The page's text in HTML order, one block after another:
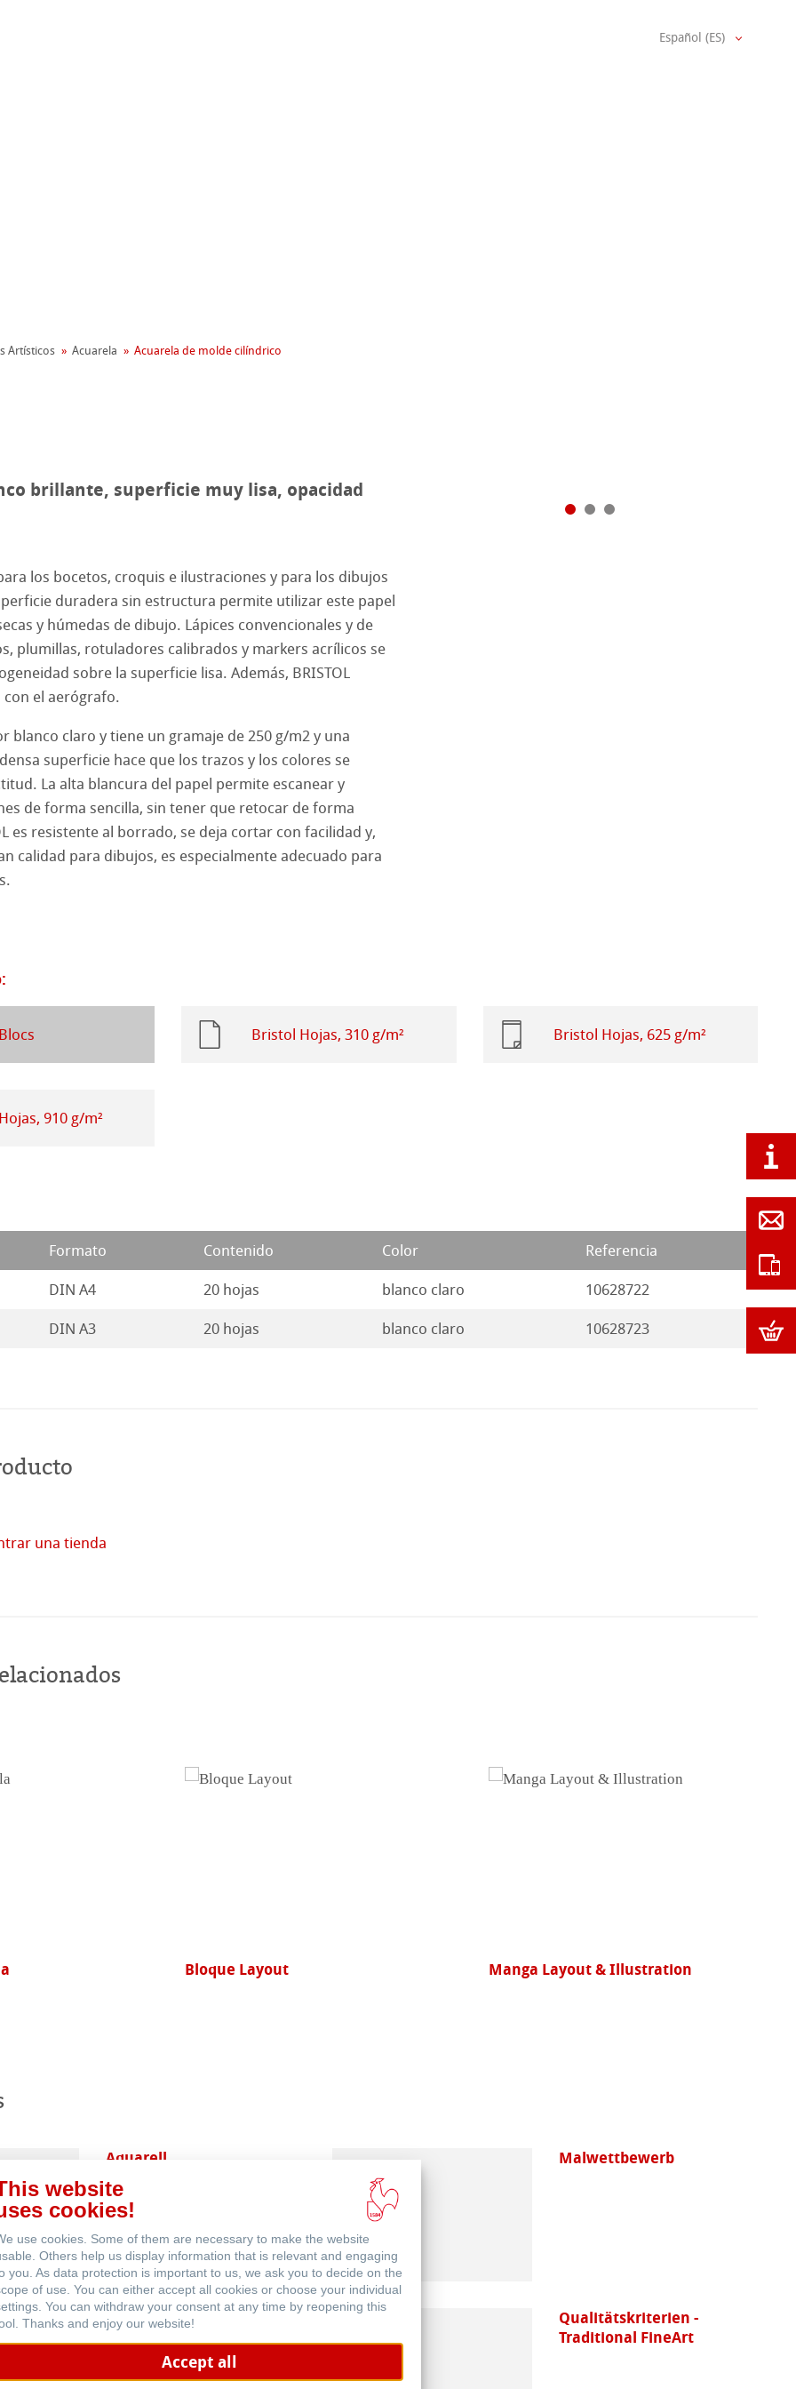
Program
Albums
FineArt
Rag
de Hahnemuehle
Pastel
Watercolour
con lápiz
y Acrílico
Stella
Español (ES)
Artísticos Acuarela Acuarela de molde cilíndrico
brillante, superficie muy lisa, opacidad
los bocetos, croquis e ilustraciones y para los dibujos
duradera sin estructura permite utilizar este papel
y húmedas de dibujo. Lápices convencionales y de
plumillas, rotuladores calibrados y markers acrílicos se
sobre la superficie lisa. Además, BRISTOL
el aerógrafo.
blanco claro y tiene un gramaje de 250 g/m2 y una
superficie hace que los trazos y los colores se
La alta blancura del papel permite escanear y
de forma sencilla, sin tener que retocar de forma
es resistente al borrado, se deja cortar con facilidad y,
calidad para dibujos, es especialmente adecuado para
Bristol Hojas, 310 g/m² Bristol Hojas, 625 g/m²
910 g/m²
Formato Contenido Color Referencia
DIN A4 20 hojas blanco claro 10628722
DIN A3 20 hojas blanco claro 10628723
una tienda
Bloque Layout Manga Layout & Illustration
Aquarell Malwettbewerb
Häufig gestellte Fragen
Qualitätskriterien -
Traditional FineArt
website
cookies!
use cookies. Some of them are necessary to make the website
Others help us display information that is relevant and engaging
you. As data protection is important to us, we ask you to decide on the
of use. You can either accept all cookies or choose your individual
You can withdraw your consent at any time by reopening this
Thanks and enjoy our website!
Accept all